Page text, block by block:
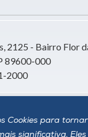
Cookies para
significativa.
2125 - Bairro Flor
89600-000
2000